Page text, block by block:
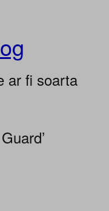
ar fi soarta